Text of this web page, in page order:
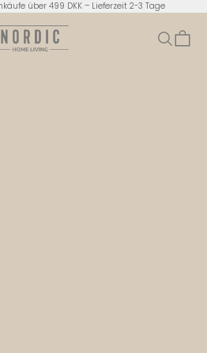
über 499 DKK – Lieferzeit 2-3 Tage
Home Living Suchen